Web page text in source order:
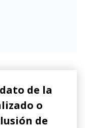
de la
o
de